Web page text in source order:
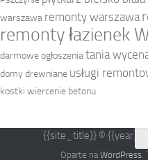
warszawa remonty warszawa
remonty łazienek
darmowe ogłoszeniatania
domy drewniane usługi
kostki wiercenie betonu
{{site_title}} © {{year}}.
Oparte naWordPress.